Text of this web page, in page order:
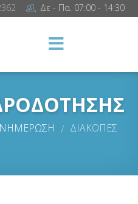
Δε - Πα. 07:00 - 14:30
/ ΔΙΑΚΟΠΕΣ